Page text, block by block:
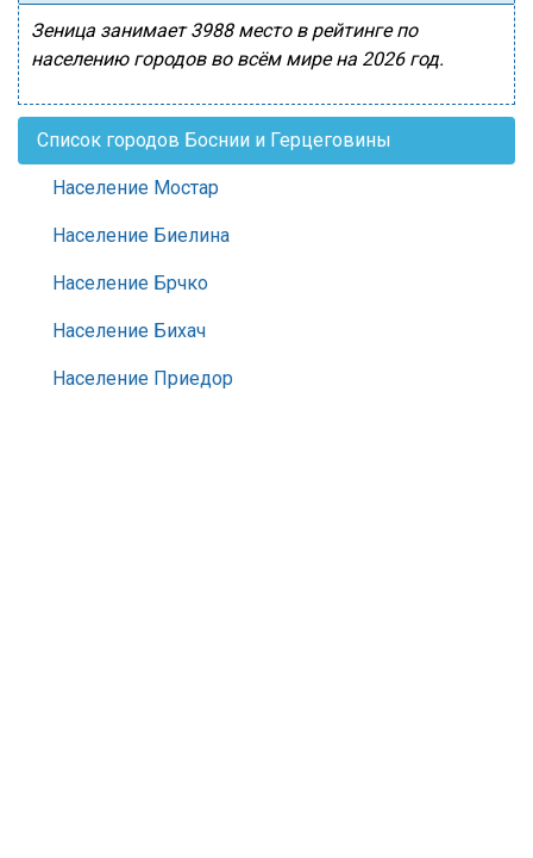
Зеница занимает 3988 место в рейтинге по
населению городов во всём мире на 2026 год.
Список городов Боснии и Герцеговины
Население Мостар
Население Биелина
Население Брчко
Население Бихач
Население Приедор